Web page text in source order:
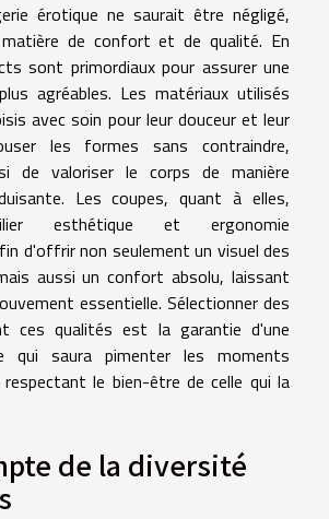
érotique ne saurait être négligé,
de confort et de qualité. En
sont primordiaux pour assurer une
agréables. Les matériaux utilisés
avec soin pour leur douceur et leur
les formes sans contraindre,
de valoriser le corps de manière
Les coupes, quant à elles,
esthétique et ergonomie
d'offrir non seulement un visuel des
aussi un confort absolu, laissant
essentielle. Sélectionner des
ces qualités est la garantie d'une
qui saura pimenter les moments
le bien-être de celle qui la
de la diversité